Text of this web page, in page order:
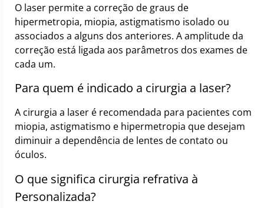
O laser permite a correção de graus de
hipermetropia, miopia, astigmatismo isolado ou
associados a alguns dos anteriores. A amplitude da
correção está ligada aos parâmetros dos exames de
cada um.
Para quem é indicado a cirurgia a laser?
A cirurgia a laser é recomendada para pacientes com
miopia, astigmatismo e hipermetropia que desejam
diminuir a dependência de lentes de contato ou
óculos.
O que significa cirurgia refrativa à
Personalizada?